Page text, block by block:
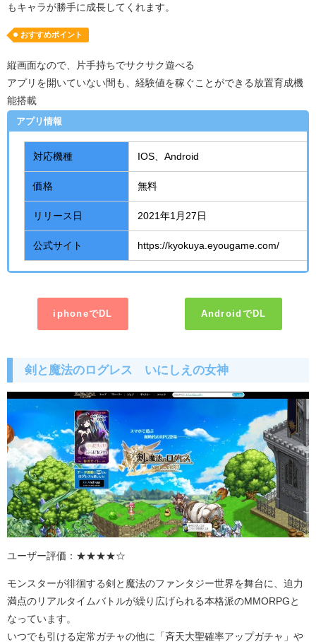
もキャラが勝手に成長してくれます。
おすすめポイント
縦画面なので、片手持ちでサクサク遊べる
アプリを開いていない間も、経験値を稼ぐことができる放置育成機
能搭載
アプリ情報
対応機種 IOS、 Android
価格 無料
リリース日 2021年1 月 27 日
公式サイト https://kyokuya.eyougame.com/
iphoneでDL AndroidでDL
剣と魔法のログレス いにしえの女神
ユーザー評価：★★★★☆
モンスターが徘徊する剣と魔法のファンタジー世界を舞台に、迫力
満点のリアルタイムバトルが繰り広げられる本格派のMMORPGと
なっています。
いつでも引ける定常ガチャの他に「斉天大聖確率アップガチャ」や